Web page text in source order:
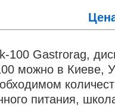
100 Gastrorag,
можно в
питания,